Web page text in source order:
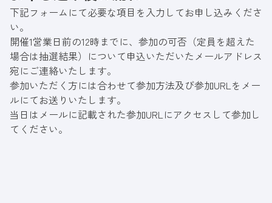
下記フォームにて必要な項目を入力してお申し込みくださ
い。
開催1営業日前の12時までに、参加の可否（定員を超えた
場合は抽選結果）について申込いただいたメールアドレス
宛にご連絡いたします。
参加いただく方には合わせて参加方法及び参加URLをメー
ルにてお送りいたします。
当日はメールに記載された参加URLにアクセスして参加し
てください。